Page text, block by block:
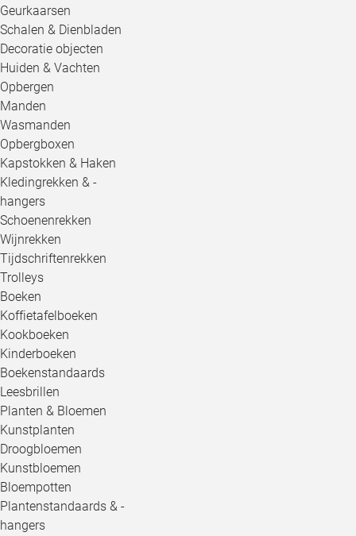
Geurkaarsen
Schalen & Dienbladen
Decoratie objecten
Huiden & Vachten
Opbergen
Manden
Wasmanden
Opbergboxen
Kapstokken & Haken
Kledingrekken & -
hangers
Schoenenrekken
Wijnrekken
Tijdschriftenrekken
Trolleys
Boeken
Koffietafelboeken
Kookboeken
Kinderboeken
Boekenstandaards
Leesbrillen
Planten & Bloemen
Kunstplanten
Droogbloemen
Kunstbloemen
Bloempotten
Plantenstandaards & -
hangers